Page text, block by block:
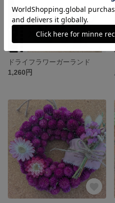
ドライフラワーガーランド
1,260円